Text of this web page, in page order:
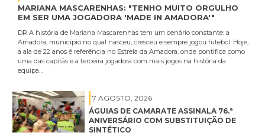
MARIANA MASCARENHAS: "TENHO MUITO ORGULHO
EM SER UMA JOGADORA 'MADE IN AMADORA'"
DR A história de Mariana Mascarenhas tem um cenário constante: a
Amadora, município no qual nasceu, cresceu e sempre jogou futebol. Hoje,
a ala de 22 anos é referência no Estrela da Amadora, onde pontifica como
uma das capitãs e a terceira jogadora com mais jogos na história da
equipa…
7 AGOSTO, 2026
ÁGUIAS DE CAMARATE ASSINALA 76.ª
ANIVERSÁRIO COM SUBSTITUIÇÃO DE
SINTÉTICO